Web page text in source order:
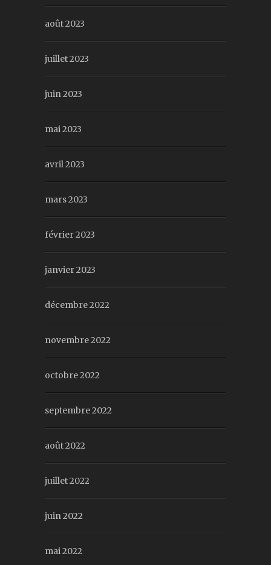
août 2023
juillet 2023
juin 2023
mai 2023
avril 2023
mars 2023
février 2023
janvier 2023
décembre 2022
novembre 2022
octobre 2022
septembre 2022
août 2022
juillet 2022
juin 2022
mai 2022